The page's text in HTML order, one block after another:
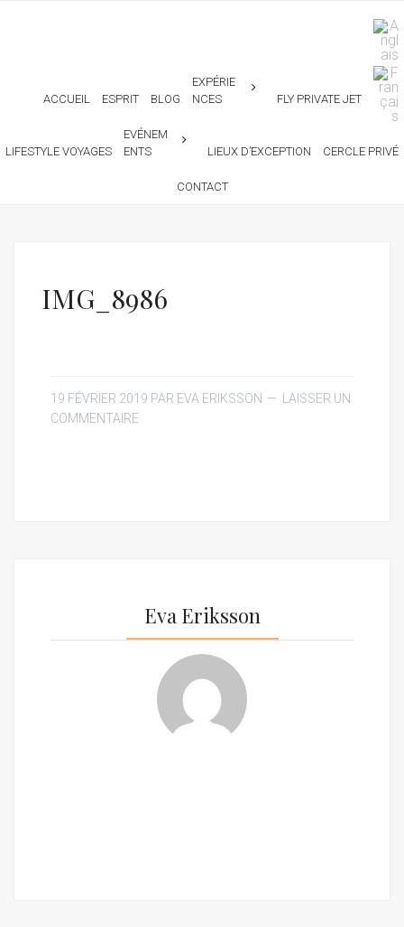
ACCUEIL ESPRIT BLOG
EXPÉRIE
NCES
FLY PRIVATE JET
LIFESTYLE VOYAGES
EVÉNEM
ENTS
LIEUX D’EXCEPTION CERCLE PRIVÉ
CONTACT
IMG_8986
19 FÉVRIER 2019 PAR EVA ERIKSSON
LAISSER UN
COMMENTAIRE
Eva Eriksson